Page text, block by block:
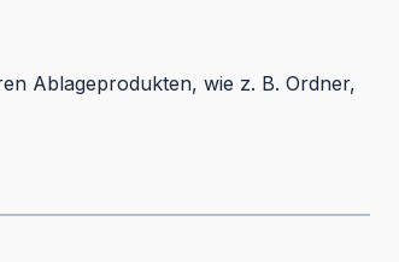
Ablageprodukten, wie z. B. Ordner,